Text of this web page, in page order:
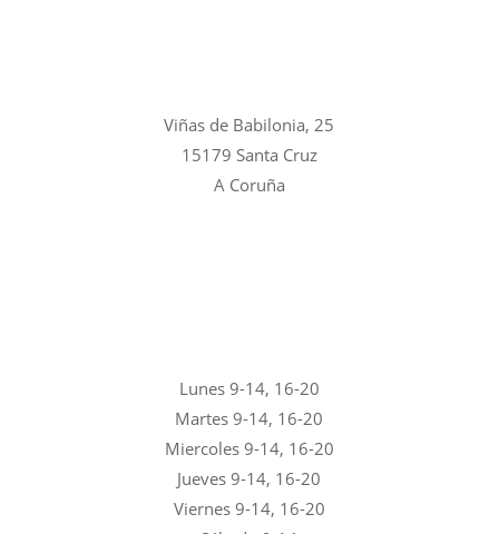
Viñas de Babilonia, 25
15179 Santa Cruz
A Coruña
Lunes 9-14, 16-20
Martes 9-14, 16-20
Miercoles 9-14, 16-20
Jueves 9-14, 16-20
Viernes 9-14, 16-20